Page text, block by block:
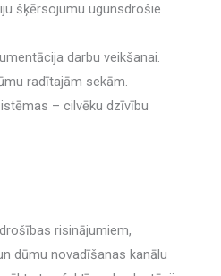
šķērsojumu ugunsdrošie
darbu veikšanai.
radītajām sekām.
– cilvēku dzīvību
risinājumiem,
dūmu novadīšanas kanālu